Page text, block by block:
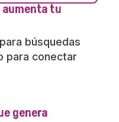
tu
búsquedas
para conectar
genera